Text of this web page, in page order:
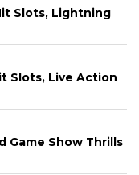
Slots, Lightning
Slots, Live Action
Game Show Thrills